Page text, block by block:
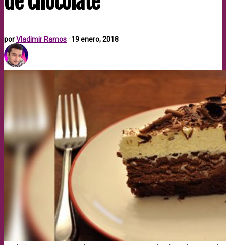
porVladimir Ramos· 19 enero, 2018